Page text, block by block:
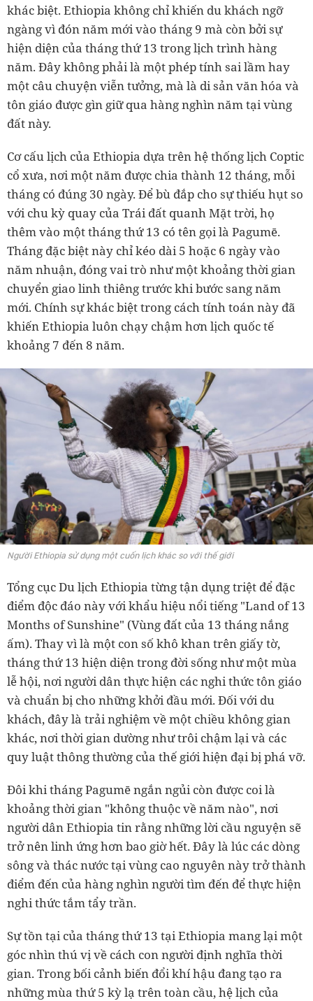
khác biệt. Ethiopia không chỉ khiến du khách ngỡ
ngàng vì đón năm mới vào tháng 9 mà còn bởi sự
hiện diện của tháng thứ 13 trong lịch trình hàng
năm. Đây không phải là một phép tính sai lầm hay
một câu chuyện viễn tưởng, mà là di sản văn hóa và
tôn giáo được gìn giữ qua hàng nghìn năm tại vùng
đất này.
Cơ cấu lịch của Ethiopia dựa trên hệ thống lịch Coptic
cổ xưa, nơi một năm được chia thành 12 tháng, mỗi
tháng có đúng 30 ngày. Để bù đắp cho sự thiếu hụt so
với chu kỳ quay của Trái đất quanh Mặt trời, họ
thêm vào một tháng thứ 13 có tên gọi là Pagumē.
Tháng đặc biệt này chỉ kéo dài 5 hoặc 6 ngày vào
năm nhuận, đóng vai trò như một khoảng thời gian
chuyển giao linh thiêng trước khi bước sang năm
mới. Chính sự khác biệt trong cách tính toán này đã
khiến Ethiopia luôn chạy chậm hơn lịch quốc tế
khoảng 7 đến 8 năm.
Người Ethiopia sử dụng một cuốn lịch khác so với thế giới
Tổng cục Du lịch Ethiopia từng tận dụng triệt để đặc
điểm độc đáo này với khẩu hiệu nổi tiếng "Land of 13
Months of Sunshine" (Vùng đất của 13 tháng nắng
ấm). Thay vì là một con số khô khan trên giấy tờ,
tháng thứ 13 hiện diện trong đời sống như một mùa
lễ hội, nơi người dân thực hiện các nghi thức tôn giáo
và chuẩn bị cho những khởi đầu mới. Đối với du
khách, đây là trải nghiệm về một chiều không gian
khác, nơi thời gian dường như trôi chậm lại và các
quy luật thông thường của thế giới hiện đại bị phá vỡ.
Đôi khi tháng Pagumē ngắn ngủi còn được coi là
khoảng thời gian "không thuộc về năm nào", nơi
người dân Ethiopia tin rằng những lời cầu nguyện sẽ
trở nên linh ứng hơn bao giờ hết. Đây là lúc các dòng
sông và thác nước tại vùng cao nguyên này trở thành
điểm đến của hàng nghìn người tìm đến để thực hiện
nghi thức tắm tẩy trần.
Sự tồn tại của tháng thứ 13 tại Ethiopia mang lại một
góc nhìn thú vị về cách con người định nghĩa thời
gian. Trong bối cảnh biến đổi khí hậu đang tạo ra
những mùa thứ 5 kỳ lạ trên toàn cầu, hệ lịch của